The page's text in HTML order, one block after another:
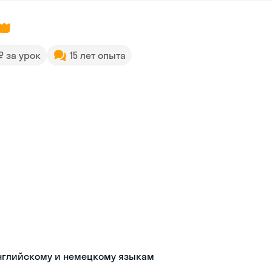
за урок 15 лет опыта
и немецкому языкам